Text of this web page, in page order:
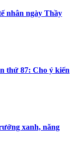
nhân ngày Thầy
thứ 87: Cho ý kiến
xanh, năng